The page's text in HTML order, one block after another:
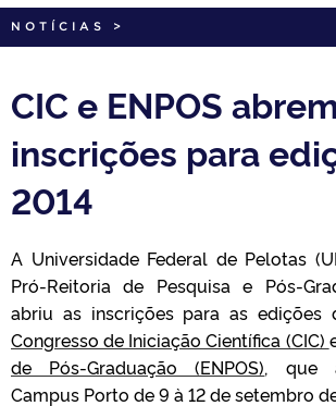
PORTARIAS
NOTÍCIAS >
CIC e ENPOS
inscrições para
2014
A Universidade Federal de Pelotas
Pró-Reitoria de Pesquisa e Pós-
abriu as inscrições para as edições
Congresso de Iniciação Científica (CIC)
de Pós-Graduação (ENPOS), que
Campus Porto de 9 à 12 de setembro